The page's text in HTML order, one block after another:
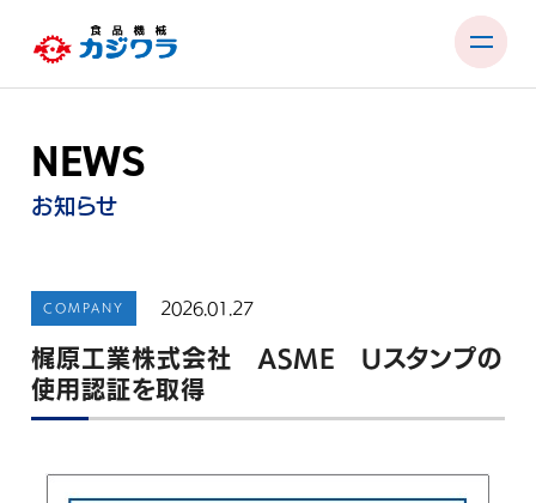
PRODUCTS
TEST ROOM
FACTORY & SUPPORT
COMPANY
RECRUIT
CONTACT
NEWS
お知らせ
COMPANY 2026.01.27
梶原工業株式会社 ASME Uスタンプの
使用認証を取得